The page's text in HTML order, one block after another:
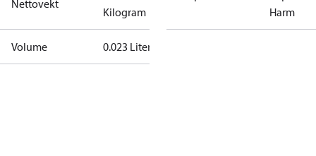
Nettovekt
Kilogram
Volume 0.023 Liter
Harm